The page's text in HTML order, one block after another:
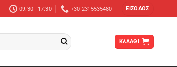
09:30 - 17:30 +30 2315535480 ΕΊΣΟΔΟΣ
ΚΑΛΆΘΙ